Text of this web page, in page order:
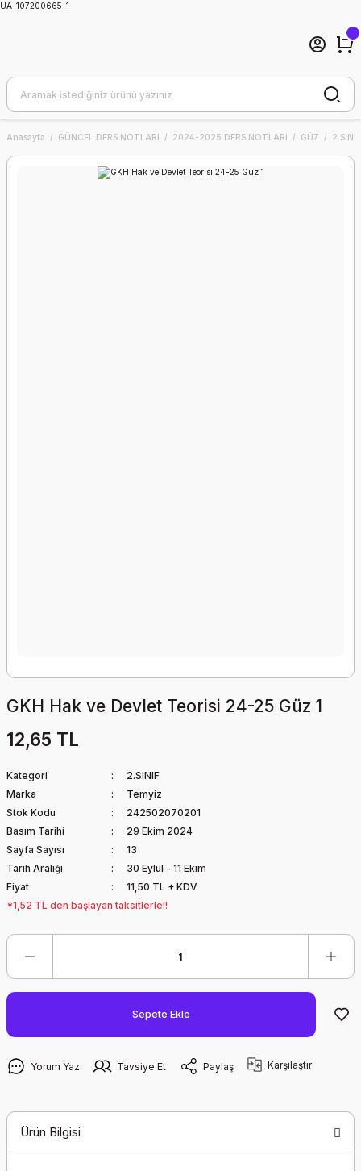
UA-107200665-1
Anasayfa GÜNCEL DERS NOTLARI 2024-2025 DERS NOTLARI GÜZ 2.SINIF
GKH Hak ve Devlet Teorisi 24-25 Güz 1
12,65 TL
Kategori
2.SINIF
Marka
Temyiz
Stok Kodu
242502070201
Basım Tarihi
29 Ekim 2024
Sayfa Sayısı
13
Tarih Aralığı
30 Eylül - 11 Ekim
Fiyat
11,50 TL + KDV
*1,52 TL den başlayan taksitlerle!!
Sepete Ekle
Yorum Yaz Tavsiye Et Paylaş Karşılaştır
Ürün Bilgisi